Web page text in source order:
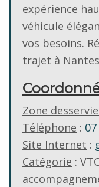
expérience
véhicule
vos besoins.
trajet à
Zone
Téléphone :
Site Internet :
Catégorie :